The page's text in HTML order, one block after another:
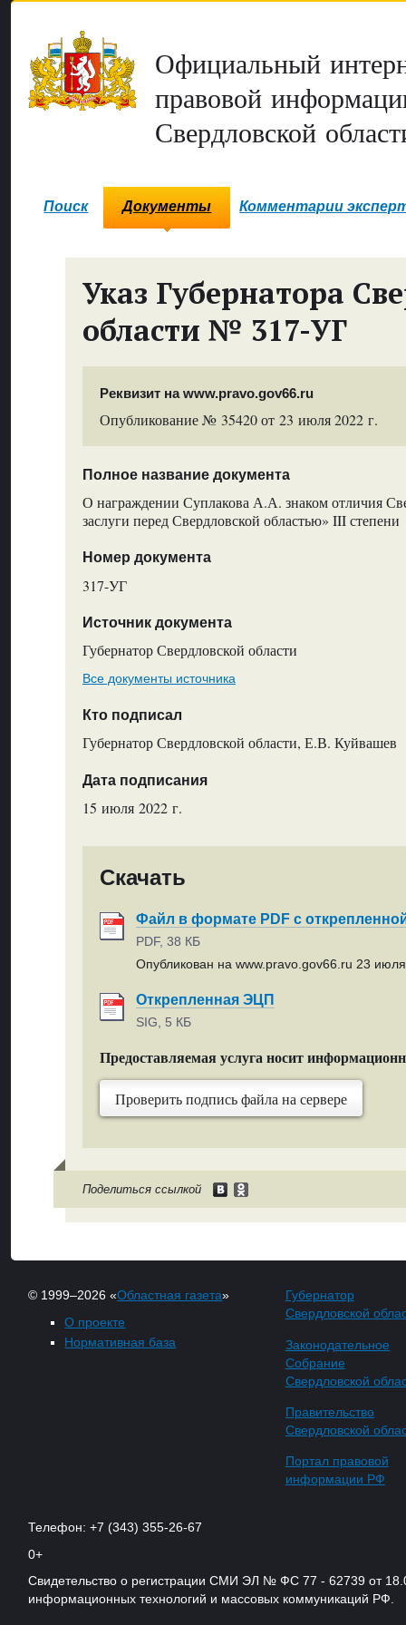
Официальный
правовой
Свердловской
Поиск Документы Комментарии
Указ Губернатора
области № 317-УГ
Реквизит на www.pravo.gov66.ru
Опубликование № 35420 от 23 июля 2022 г.
Полное название документа
О награждении Суплакова А.А. знаком отличия
заслуги перед Свердловской областью» III степени
Номер документа
317-УГ
Источник документа
Губернатор Свердловской области
Все документы источника
Кто подписал
Губернатор Свердловской области, Е.В. Куйвашев
Дата подписания
15 июля 2022 г.
Скачать
Файл в формате PDF с
PDF, 38 КБ
Опубликован на www.pravo.gov66.ru 23 июля
Открепленная ЭЦП
SIG, 5 КБ
Предоставляемая услуга носит
Проверить подпись файла на сервере
Поделиться ссылкой
© 1999–2026 «Областная газета»
О проекте
Нормативная база
Губернатор
Свердловской
Законодательное
Собрание
Свердловской
Правительство
Свердловской
Портал правовой
информации РФ
Телефон: +7 (343) 355-26-67
0+
Свидетельство о регистрации СМИ ЭЛ № ФС 77 - 62739 от
информационных технологий и массовых коммуникаций РФ.